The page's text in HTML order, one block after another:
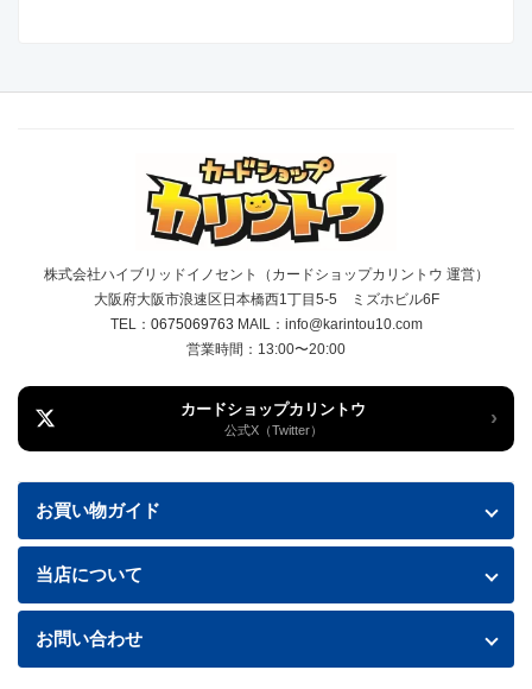
株式会社ハイブリッドイノセント（カードショップカリントウ 運営）
大阪府大阪市浪速区日本橋西1丁目5-5 ミズホビル6F
TEL： 0675069763 MAIL：info@karintou10.com
営業時間：13:00〜20:00
カードショップカリントウ
公式X（Twitter） ›
お買い物ガイド
お買い物ガイド
送料・配送について
お支払い方法
当店について
特定商取引法に基づく表記
お問い合わせ